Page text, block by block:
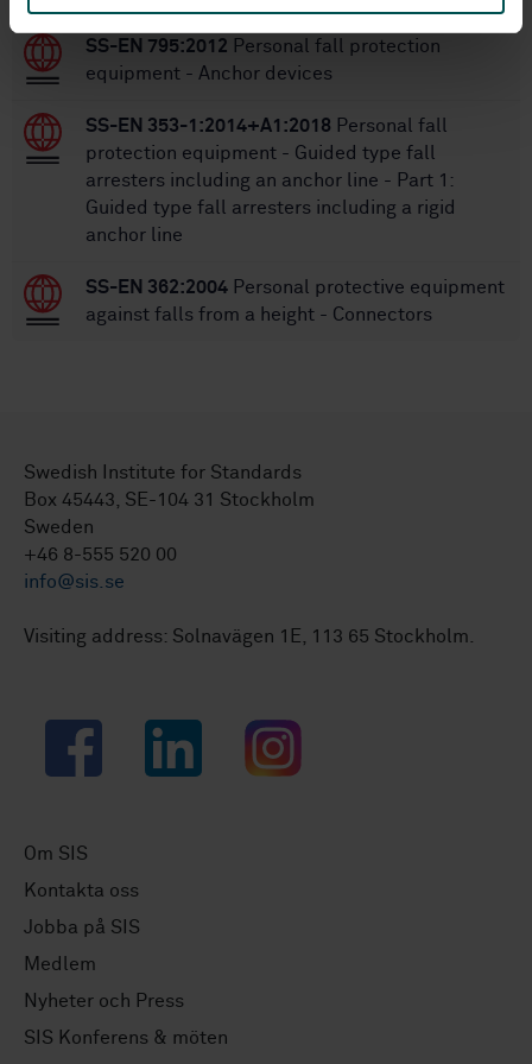
SS-EN 795:2012 Personal fall protection
equipment - Anchor devices
SS-EN 353-1:2014+A1:2018 Personal fall
protection equipment - Guided type fall
arresters including an anchor line - Part 1:
Guided type fall arresters including a rigid
anchor line
SS-EN 362:2004 Personal protective equipment
against falls from a height - Connectors
Swedish Institute for Standards
Box 45443, SE-104 31 Stockholm
Sweden
+46 8-555 520 00
info@sis.se
Visiting address: Solnavägen 1E, 113 65 Stockholm.
Facebook LinkedIn Instagram
Om SIS
Kontakta oss
Jobba på SIS
Medlem
Nyheter och Press
SIS Konferens & möten